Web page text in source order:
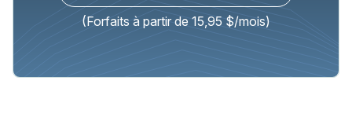
(Forfaits à partir de 15,95 $/mois)